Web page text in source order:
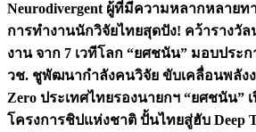
Neurodivergent ผู้ที่มีความหลากหลาย
การทำงานนักวิจัยไทยสุดปัง! คว้ารางวัล
งาน จาก 7 เวทีโลก “ยศชนัน” มอบประ
วช. ชูพัฒนากำลังคนวิจัย ขับเคลื่อนพลังง
Zero ประเทศไทยรองนายกฯ “ยศชนัน” เ
โครงการชิปแห่งชาติ ปั้นไทยสู่ฮับ Deep